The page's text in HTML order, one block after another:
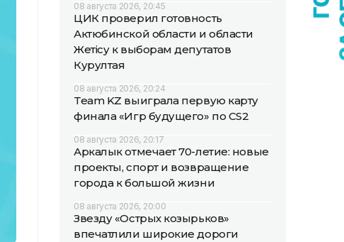
08 августа 2026, 20:45
ЦИК проверил готовность
Актюбинской области и области
Жетісу к выборам депутатов
Курултая
08 августа 2026, 20:24
Team KZ выиграла первую карту
финала «Игр будущего» по CS2
08 августа 2026, 20:17
Аркалык отмечает 70-летие: новые
проекты, спорт и возвращение
города к большой жизни
08 августа 2026, 20:00
Звезду «Острых козырьков»
впечатлили широкие дороги